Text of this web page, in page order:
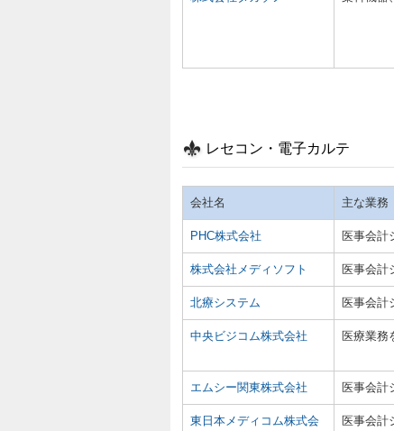
レセコン・電子カルテ
会社名 主な業務
PHC株式会社 医事会計
株式会社メディソフト 医事会計
北療システム 医事会計
中央ビジコム株式会社 医療業務
エムシー関東株式会社 医事会計
東日本メディコム株式会
医事会計